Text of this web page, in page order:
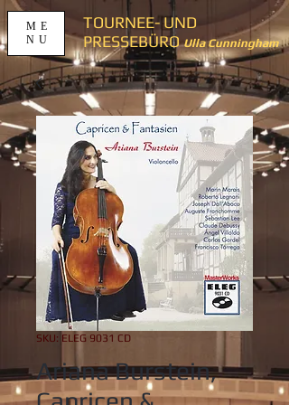
TOURNEE- UND
PRESSEBÜROUlla Cunningham
ME
NU
SKU: ELEG 9031 CD
Ariana Burstein,